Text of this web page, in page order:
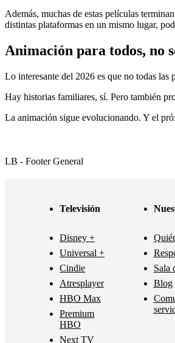
Además, muchas de estas películas
distintas plataformas en un mismo lugar,
Animación para todos, no
Lo interesante del 2026 es que no todas
Hay historias familiares, sí. Pero también
La animación sigue evolucionando. Y el
LB - Footer General
Televisión
Disney +
Universal +
Cindie
Atresplayer
HBO Max
Premium
HBO
Next TV
Sala
Blog